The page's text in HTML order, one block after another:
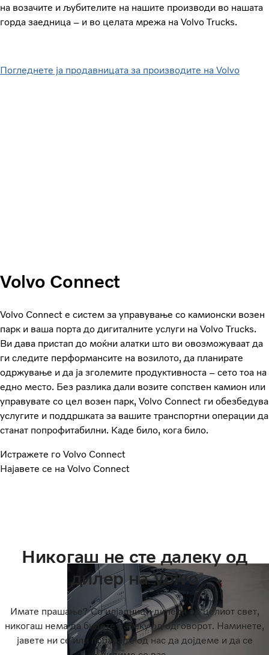
на возачите и љубителите на нашите производи во нашата
горда заедница – и во целата мрежа на Volvo Trucks.
Погледнете ја продавницата за производите на Volvo
Volvo Connect
Volvo Connect е систем за управување со камионски возен
парк и ваша порта до дигиталните услуги на Volvo Trucks.
Ви дава пристап до моќни алатки што ви овозможуваат да
ги следите перформансите на возилото, да планирате
одржување и да ја зголемите продуктивноста – сето тоа на
едно место. Без разлика дали возите сопствен камион или
управувате со цел возен парк, Volvo Connect ги обезбедува
услугите и поддршката за вашите транспортни операции да
станат попрофитабилни. Каде било, кога било.
Истражете го Volvo Connect
Најавете се на Volvo Connect
Никогаш не сте далеку од
дилер на Volvo
Имате прашање? Со илјадници дилери од целиот свет,
никогаш нема да бидете далеку од одговорот. Наминете,
јавете ни се или побарајте од нас да дојдеме и да се